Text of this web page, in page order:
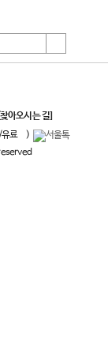
[찾아오시는 길]
료
)